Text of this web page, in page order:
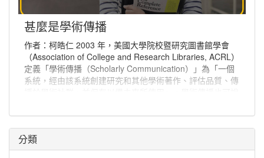
甚麼是學術傳播
作者：柯皓仁 2003 年，美國大學院校暨研究圖書館學會
（Association of College and Research Libraries, ACRL）
定義「學術傳播（Scholarly Communication）」為「一個
系統，經由該系統創建研究和其他學術著作、評估品質、傳
或更多人能取得的程序。
分類